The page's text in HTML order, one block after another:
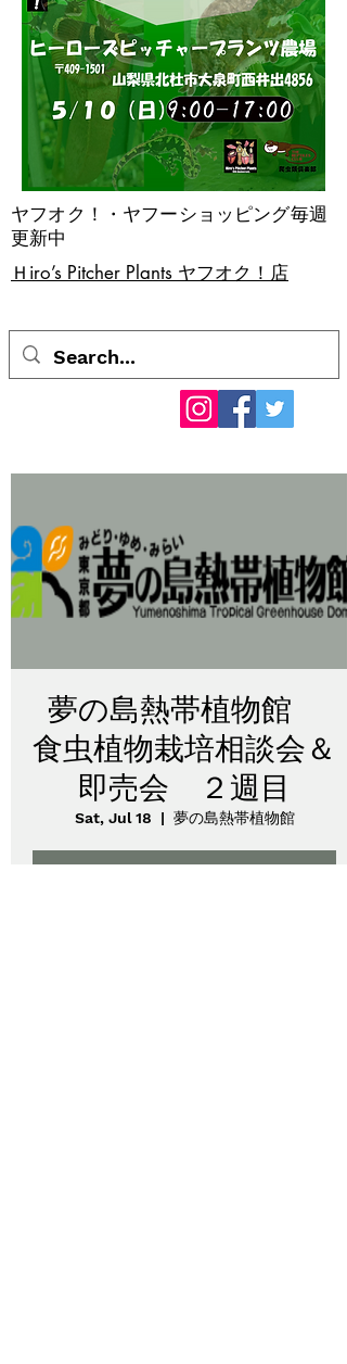
​Ｈiro’s Pitcher Plants ヤフオク！店
ヤフオク！・ヤフーショッピング毎週
更新中
夢の島熱帯植物館
食虫植物栽培相談会＆
即売会 ２週目
Sat, Jul 18
  |
夢の島熱帯植物館